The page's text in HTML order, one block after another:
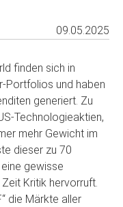
09.05.2025
finden sich in
Portfolios und haben
generiert. Zu
Technologieaktien,
mehr Gewicht im
dieser zu 70
gewisse
Kritik hervorruft.
die Märkte aller